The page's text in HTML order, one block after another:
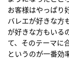
お客様はやっぱり
バレエが好きな方
が好きな方もいる
て、そのテーマに
というのが一番効